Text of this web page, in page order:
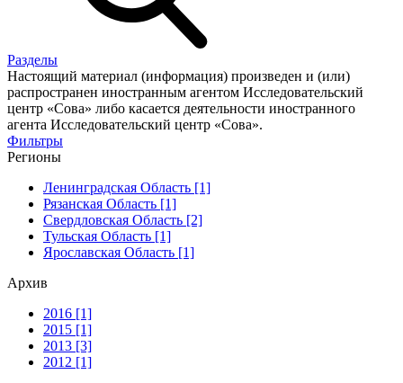
Разделы
Настоящий материал (информация) произведен и (или)
распространен иностранным агентом Исследовательский
центр «Сова» либо касается деятельности иностранного
агента Исследовательский центр «Сова».
Фильтры
Регионы
Ленинградская Область [1]
Рязанская Область [1]
Свердловская Область [2]
Тульская Область [1]
Ярославская Область [1]
Архив
2016 [1]
2015 [1]
2013 [3]
2012 [1]